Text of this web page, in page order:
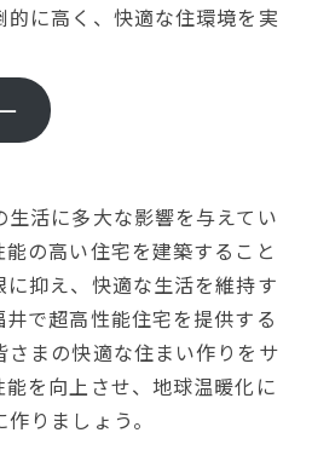
に高く、快適な住環境を実
活に多大な影響を与えてい
の高い住宅を建築すること
抑え、快適な生活を維持す
で超高性能住宅を提供する
さまの快適な住まい作りをサ
を向上させ、地球温暖化に
りましょう。